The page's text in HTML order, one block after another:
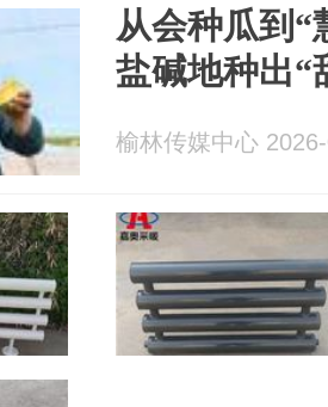
从会种瓜到“
盐碱地种出“
榆林传媒中心